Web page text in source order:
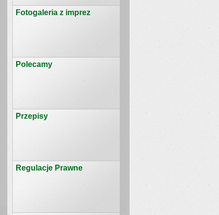
Fotogaleria z imprez
Polecamy
Przepisy
Regulacje Prawne